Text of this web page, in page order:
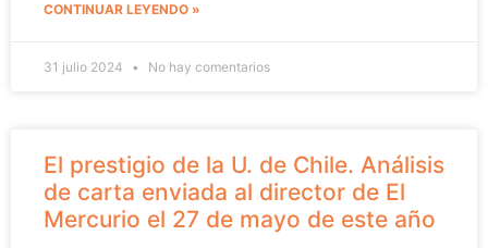
CONTINUAR LEYENDO »
31 julio 2024 No hay comentarios
El prestigio de la U. de Chile. Análisis
de carta enviada al director de El
Mercurio el 27 de mayo de este año